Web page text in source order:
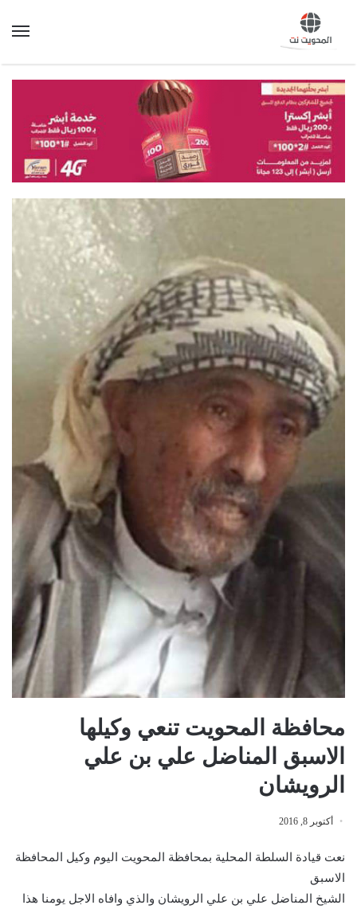
محافظة المحويت تنعي وكيلها
الاسبق المناضل علي بن علي
الرويشان
أكتوبر 8, 2016
نعت قيادة السلطة المحلية بمحافظة المحويت اليوم وكيل المحافظة
الاسبق
الشيخ المناضل علي بن علي الرويشان والذي وافاه الاجل يومنا هذا